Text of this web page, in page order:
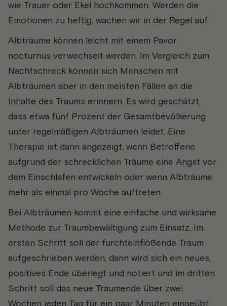
wie Trauer oder Ekel hochkommen. Werden die
Emotionen zu heftig, wachen wir in der Regel auf.
Albträume können leicht mit einem Pavor
nocturnus verwechselt werden. Im Vergleich zum
Nachtschreck können sich Menschen mit
Albträumen aber in den meisten Fällen an die
Inhalte des Traums erinnern. Es wird geschätzt,
dass etwa fünf Prozent der Gesamtbevölkerung
unter regelmäßigen Albträumen leidet. Eine
Therapie ist dann angezeigt, wenn Betroffene
aufgrund der schrecklichen Träume eine Angst vor
dem Einschlafen entwickeln oder wenn Albträume
mehr als einmal pro Woche auftreten.
Bei Albträumen kommt eine einfache und wirksame
Methode zur Traumbewältigung zum Einsatz. Im
ersten Schritt soll der furchteinflößende Traum
aufgeschrieben werden, dann wird sich ein neues,
positives Ende überlegt und notiert und im dritten
Schritt soll das neue Traumende über zwei
Wochen jeden Tag für ein paar Minuten eingeübt